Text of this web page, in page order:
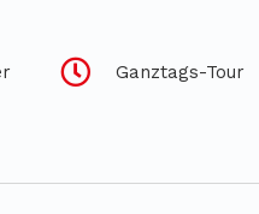
Ganztags-Tour